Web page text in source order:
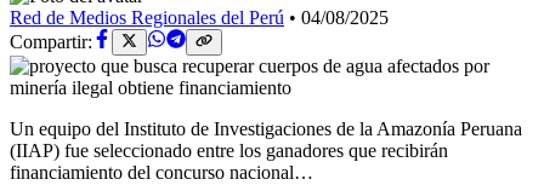
Red de Medios Regionales del Perú • 04/08/2025
Compartir:
Un equipo del Instituto de Investigaciones de la Amazonía Peruana
(IIAP) fue seleccionado entre los ganadores que recibirán
financiamiento del concurso nacional…